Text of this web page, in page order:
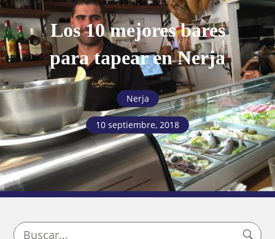
Los 10 mejores bares
para tapear en Nerja
Nerja
10 septiembre, 2018